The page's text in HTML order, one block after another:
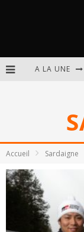
A LA UNE
Accueil Sardaigne